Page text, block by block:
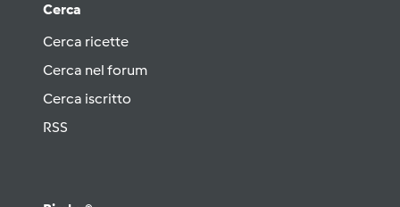
Cerca
Cerca ricette
Cerca nel forum
Cerca iscritto
RSS